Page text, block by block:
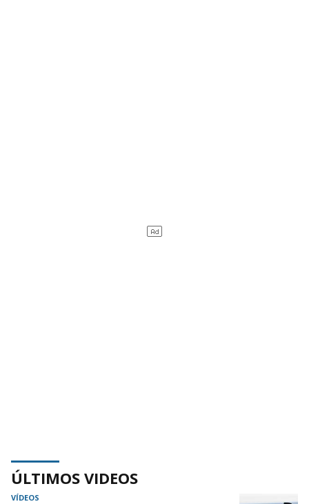
ÚLTIMOS VIDEOS
VÍDEOS